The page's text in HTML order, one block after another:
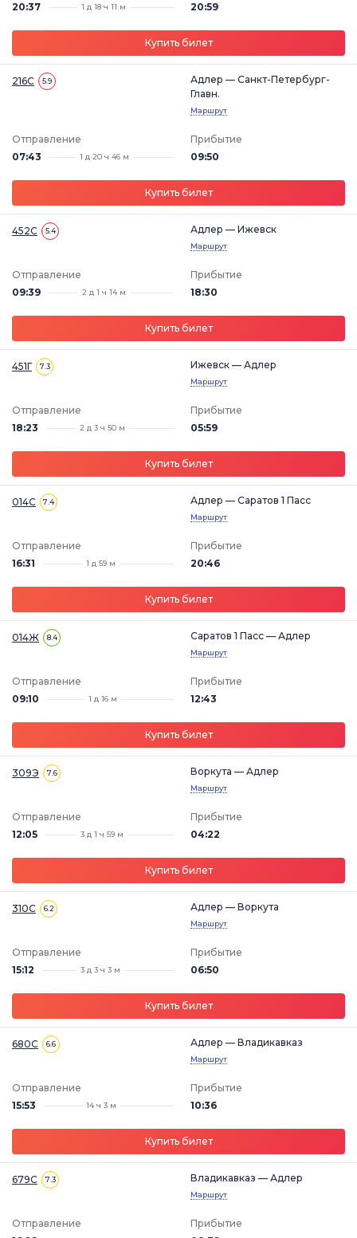
20:37
1 д 18 ч 11 м
20:59
Купить билет
216С 5.9
Адлер — Санкт-Петербург-
Главн.
Маршрут
Отправление
07:43
1 д 20 ч 46 м
Прибытие
09:50
Купить билет
452С 5.4 Адлер — Ижевск
Маршрут
Отправление
09:39
2 д 1 ч 14 м
Прибытие
18:30
Купить билет
451Г 7.3 Ижевск — Адлер
Маршрут
Отправление
18:23
2 д 3 ч 50 м
Прибытие
05:59
Купить билет
014С 7.4 Адлер — Саратов 1 Пасс
Маршрут
Отправление
16:31
1 д 59 м
Прибытие
20:46
Купить билет
014Ж 8.4 Саратов 1 Пасс — Адлер
Маршрут
Отправление
09:10
1 д 16 м
Прибытие
12:43
Купить билет
309Э 7.6 Воркута — Адлер
Маршрут
Отправление
12:05
3 д 1 ч 59 м
Прибытие
04:22
Купить билет
310С 6.2 Адлер — Воркута
Маршрут
Отправление
15:12
3 д 3 ч 3 м
Прибытие
06:50
Купить билет
680С 6.6 Адлер — Владикавказ
Маршрут
Отправление
15:53
14 ч 3 м
Прибытие
10:36
Купить билет
679С 7.3 Владикавказ — Адлер
Маршрут
Отправление
Прибытие